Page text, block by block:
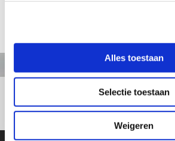
Alles toestaan
Selectie toestaan
Weigeren
+31413363164